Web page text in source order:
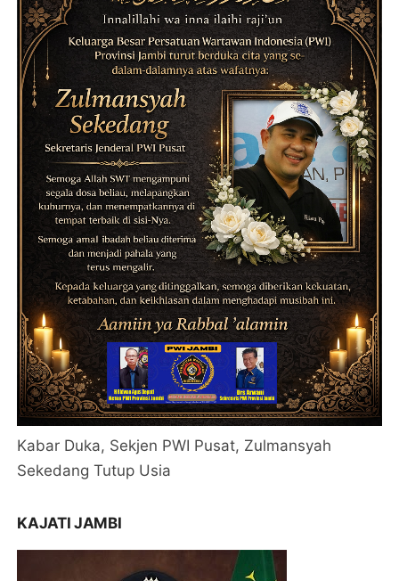
Kabar Duka, Sekjen PWI Pusat, Zulmansyah
Sekedang Tutup Usia
KAJATI JAMBI